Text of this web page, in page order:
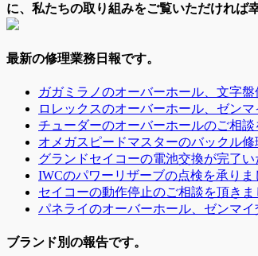
に、私たちの取り組みをご覧いただければ
最新の修理業務日報です。
ガガミラノのオーバーホール、文字
ロレックスのオーバーホール、ゼン
チューダーのオーバーホールのご相
オメガスピードマスターのバックル
グランドセイコーの電池交換が完了
IWCのパワーリザーブの点検を承りま
セイコーの動作停止のご相談を頂きま
パネライのオーバーホール、ゼンマ
ブランド別の報告です。